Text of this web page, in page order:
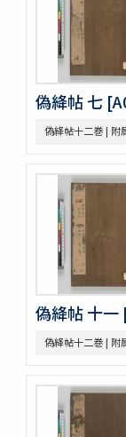
韻府羣玉
One
Khayyam
Bản chỉ
sách tứ thư
佛印産薬用植
佛印の政治
泰・佛印にお
佛印文化情報
薬用植物
A
印度哲學小史
依立世阿毘曇
曇氏暦稿
宿曜經算曜直
梵暦考證
宿曜経鈔
梵暦議考巻一
阿毘達磨倶舎
阿毘達磨倶舎
エジプト学研
偽絳帖 七
偽絳帖十二巻 | 附
偽絳帖 十
偽絳帖十二巻 | 附